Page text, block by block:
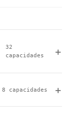
32
capacidades
8 capacidades